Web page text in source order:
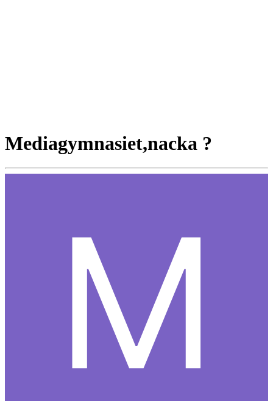
Mediagymnasiet,nacka ?